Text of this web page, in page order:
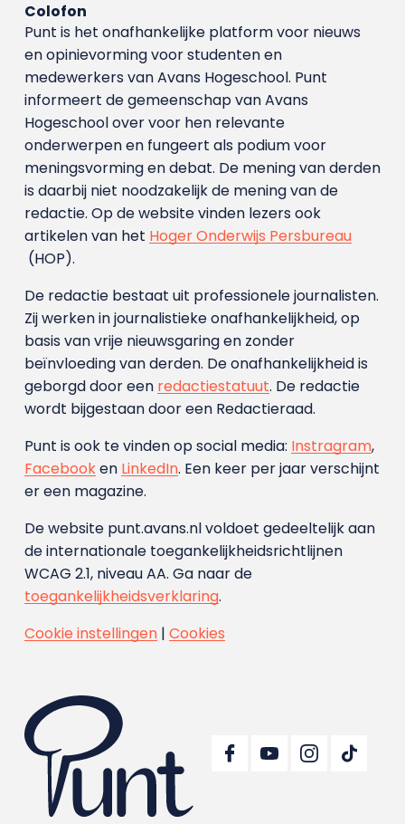
Colofon
Punt is het onafhankelijke platform voor nieuws
en opinievorming voor studenten en
medewerkers van Avans Hoge­school. Punt
informeert de gemeenschap van Avans
Hogeschool over voor hen relevante
onderwerpen en fungeert als podium voor
meningsvorming en debat. De mening van derden
is daarbij niet noodzakelijk de mening van de
redactie. Op de website vinden lezers ook
artikelen van het Hoger Onderwijs Persbureau
(HOP).
De redactie bestaat uit professionele journalisten.
Zij werken in journalistieke onafhankelijkheid, op
basis van vrije nieuwsgaring en zonder
beïnvloeding van derden. De onafhankelijkheid is
geborgd door een redactiestatuut. De redactie
wordt bijgestaan door een Redactieraad.
Punt is ook te vinden op social media: Instragram,
Facebooken LinkedIn. Een keer per jaar verschijnt
er een magazine.
De website punt.avans.nl voldoet gedeeltelijk aan
de internationale toegankelijkheidsrichtlijnen
WCAG 2.1, niveau AA. Ga naar de
toegankelijkheidsverklaring.
Cookie instellingen| Cookies